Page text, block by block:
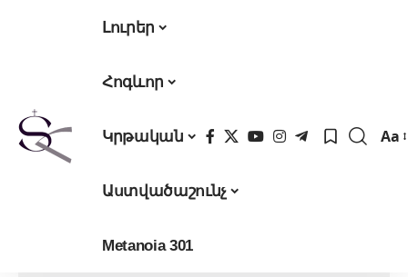
Լուրեր
Հոգևոր
Կրթական
Աստվածաշունչ
Metanoia 301
Aa